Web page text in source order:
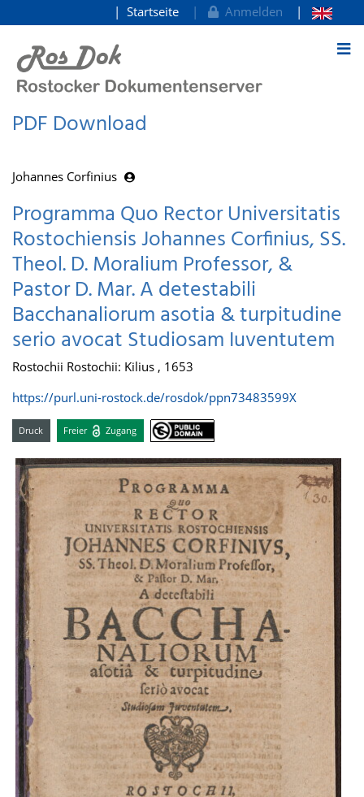
zum Inhalt
Startseite Anmelden
PDF Download
Johannes Corfinius
Programma Quo Rector Universitatis
Rostochiensis Johannes Corfinius, SS.
Theol. D. Moralium Professor, &
Pastor D. Mar. A detestabili
Bacchanaliorum asotia & turpitudine
serio avocat Studiosam Iuventutem
Rostochii Rostochii: Kilius , 1653
https://purl.uni-rostock.de/rosdok/ppn73483599X
Druck Freier Zugang